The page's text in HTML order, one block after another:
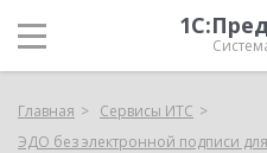
Главная
Сервисы ИТС
ЭДО без электронной подписи